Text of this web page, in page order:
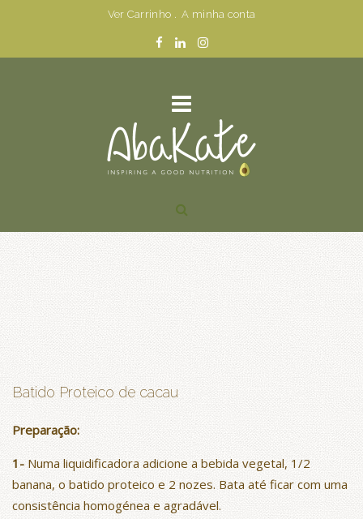
Ver Carrinho .A minha conta
Batido Proteico de cacau
Preparação:
1- Numa liquidificadora adicione a bebida vegetal, 1/2
banana, o batido proteico e 2 nozes. Bata até ficar com uma
consistência homogénea e agradável.